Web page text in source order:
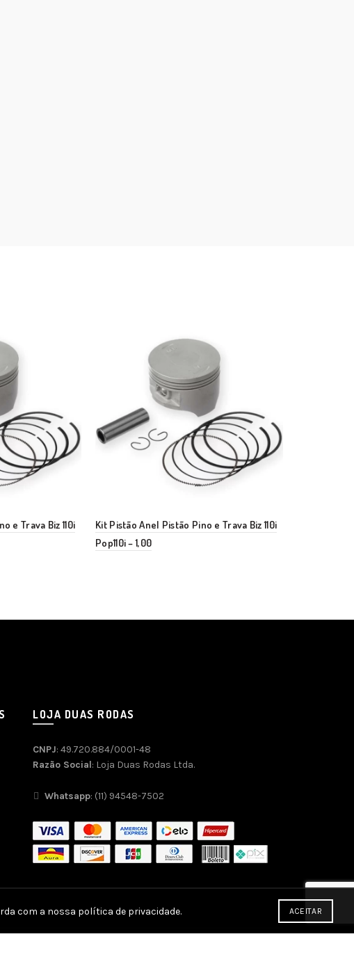
e Trava Biz 110i
Kit Pistão Anel Pistão Pino e Trava Biz 110i
Pop110i – 1,00
LOJA DUAS RODAS
CNPJ: 49.720.884/0001-48
Razão Social: Loja Duas Rodas Ltda.
Whatsapp: (11) 94548-7502
com a nossa política de privacidade. ACEITAR